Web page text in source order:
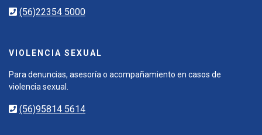
(56)22354 5000
VIOLENCIA SEXUAL
Para denuncias, asesoría o acompañamiento en casos de
violencia sexual.
(56)95814 5614